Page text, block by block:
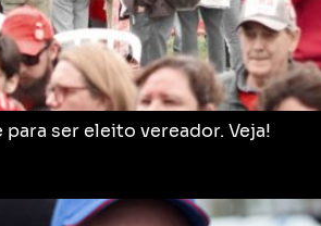
ser eleito vereador. Veja!